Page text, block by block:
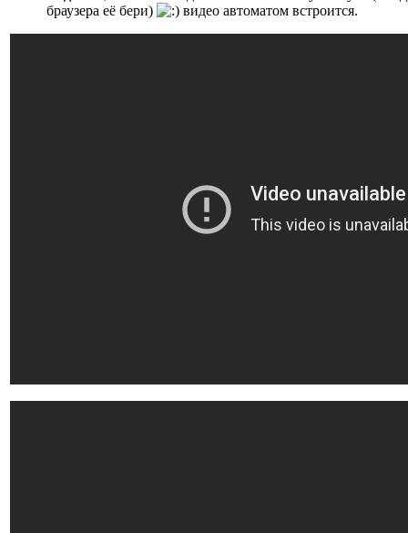
браузера её бери)
видео автоматом встроится.